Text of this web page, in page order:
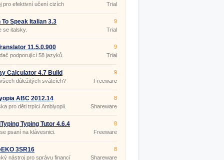
pro efektivní učení cizích
Trial
To Speak Italian 3.3
se italsky.
9
Trial
11.5.0.900
podporující 58 jazyků.
9
Trial
Calculator 4.7 Build
důležitých svátcích?
9
Freeware
ABC 2012.14
pro děti trpící Amblyopií.
8
Shareware
Typing Tutor 4.6.4
psaní na klávesnici.
8
Freeware
3SR16
nástroj pro správu financí
8
Shareware